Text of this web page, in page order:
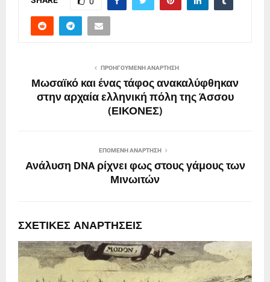
ΠΡΟΗΓΟΎΜΕΝΗ ΑΝΆΡΤΗΣΗ
Μωσαϊκό και ένας τάφος ανακαλύφθηκαν
στην αρχαία ελληνική πόλη της Άσσου
(ΕΙΚΟΝΕΣ)
ΕΠΌΜΕΝΗ ΑΝΆΡΤΗΣΗ
Ανάλυση DNA ρίχνει φως στους γάμους των
Μινωιτών
ΣΧΕΤΙΚΈΣ ΑΝΑΡΤΉΣΕΙΣ